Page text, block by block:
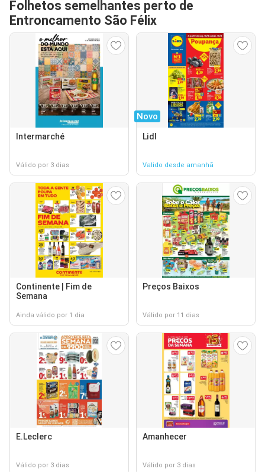
Folhetos semelhantes perto de
Entroncamento São Félix
Intermarché
Válido por 3 dias
Novo
Lidl
Valido desde amanhã
Continente | Fim de
Semana
Ainda válido por 1 dia
Preços Baixos
Válido por 11 dias
E.Leclerc
Válido por 3 dias
Amanhecer
Válido por 3 dias